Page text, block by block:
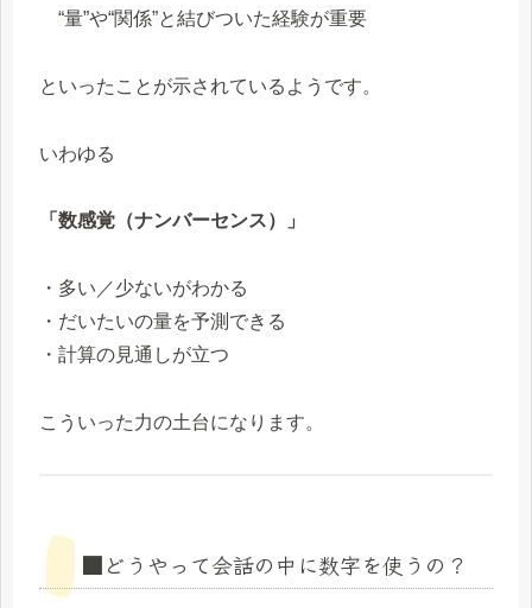
“量”や“関係”と結びついた経験が重要
といったことが示されているようです。
いわゆる
「数感覚（ナンバーセンス）」
・多い／少ないがわかる
・だいたいの量を予測できる
・計算の見通しが立つ
こういった力の土台になります。
■どうやって会話の中に数字を使うの？